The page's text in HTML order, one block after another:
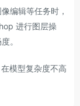
编辑等任务时，
进行图层操
。
模型复杂度不高